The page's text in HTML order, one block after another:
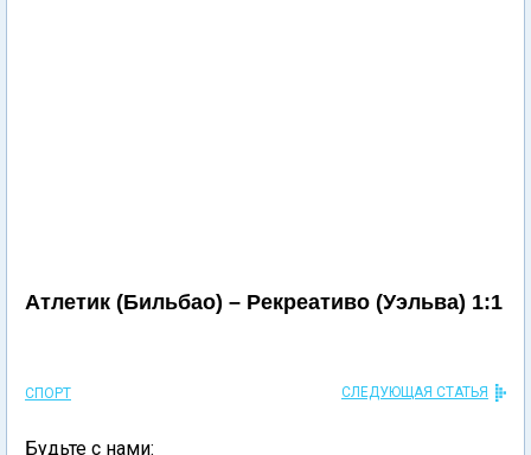
Атлетик (Бильбао) – Рекреативо (Уэльва) 1:1
СПОРТ СЛЕДУЮЩАЯ СТАТЬЯ
Будьте с нами: